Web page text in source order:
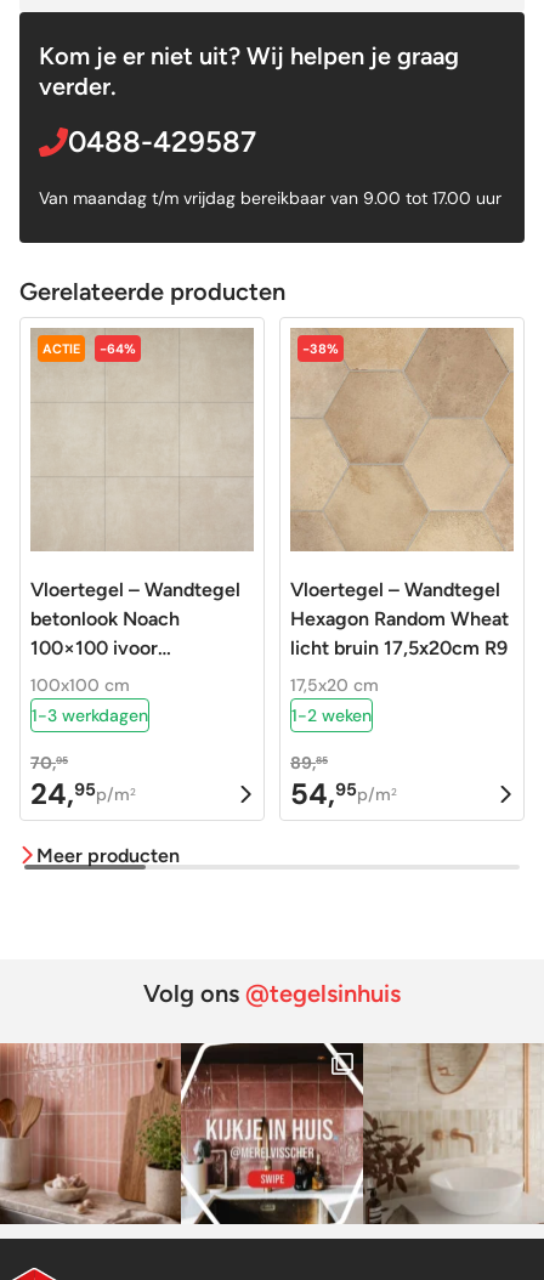
Kom je er niet uit? Wij helpen je graag
verder.
0488-429587
Van maandag t/m vrijdag bereikbaar van 9.00 tot 17.00 uur
Gerelateerde producten
ACTIE -64%
Vloertegel – Wandtegel
betonlook Noach
100×100 ivoor
gerectificeerd R9
100x100 cm
1-3 werkdagen
70,95
Oorspronkelijke
prijs
was:
24,95
Huidige
prijs
is:
p/m2
-38%
Vloertegel – Wandtegel
Hexagon Random Wheat
licht bruin 17,5x20cm R9
17,5x20 cm
1-2 weken
89,85
Oorspronkelijke
prijs
54,95
Huidige
prijs
p/m2
Meer producten
Volg ons @tegelsinhuis